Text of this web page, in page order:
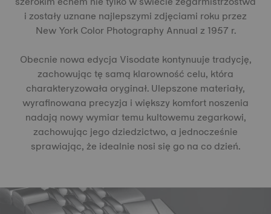
i zostały uznane najlepszymi zdjęciami roku przez
New York Color Photography Annual z 1957 r.
Obecnie nowa edycja Visodate kontynuuje tradycję,
zachowując tę samą klarowność celu, która
charakteryzowała oryginał. Ulepszone materiały,
wyrafinowana precyzja i większy komfort noszenia
nadają nowy wymiar temu kultowemu zegarkowi,
zachowując jego dziedzictwo, a jednocześnie
sprawiając, że idealnie nosi się go na co dzień.